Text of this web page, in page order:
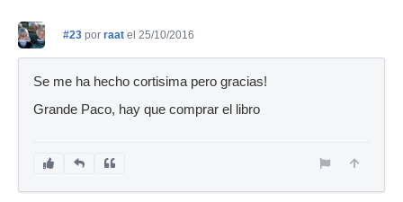
#23 por raat el 25/10/2016
Se me ha hecho cortisima pero gracias!
Grande Paco, hay que comprar el libro